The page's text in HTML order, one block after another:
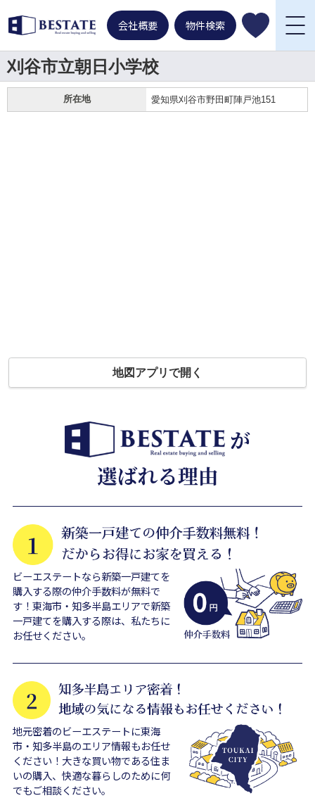
会社概要 物件検索
刈谷市立朝日小学校
所在地 愛知県刈谷市野田町陣戸池151
地図アプリで開く
ビーエステートなら新築一戸建てを
購入する際の仲介手数料が無料で
す！東海市・知多半島エリアで新築
一戸建てを購入する際は、私たちに
お任せください。
地元密着のビーエステートに東海
市・知多半島のエリア情報もお任せ
ください！大きな買い物である住ま
いの購入、快適な暮らしのために何
でもご相談ください。